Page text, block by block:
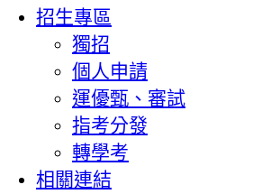
招生專區
獨招
個人申請
運優甄、審試
指考分發
轉學考
相關連結